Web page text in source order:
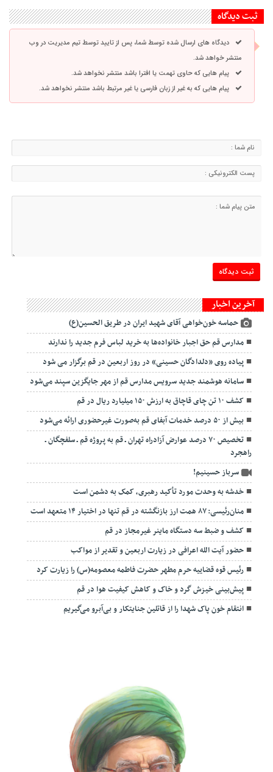
ثبت دیدگاه
دیدگاه های ارسال شده توسط شما، پس از تایید توسط تیم مدیریت در وب
منتشر خواهد شد.
پیام هایی که حاوی تهمت یا افترا باشد منتشر نخواهد شد.
پیام هایی که به غیر از زبان فارسی یا غیر مرتبط باشد منتشر نخواهد شد.
آخرین اخبار
حماسه خون‌خواهی آقای شهید ایران در طریق الحسین(ع)
مدارس قم حق اجبار خانواده‌ها به خرید لباس فرم جدید را ندارند
پیاده روی «دلدادگان حسینی» در روز اربعین در قم برگزار می شود
سامانه هوشمند جدید سرویس مدارس قم از مهر جایگزین سپند می‌شود
کشف ۱۰ تن چای قاچاق به ارزش ۱۵۰ میلیارد ریال در قم
بیش از ۵۰ درصد خدمات آبفای قم به‌صورت غیرحضوری ارائه می‌شود
تخصیص ۷۰ درصد عوارض آزادراه تهران ـ قم به پروژه قم ـ سلفچگان ـ
راهجرد
سرباز حسینیم!
خدشه به وحدت مورد تأکید رهبری، کمک به دشمن است
منان‌رئیسی: ۸۷ همت ارز بازنگشته در قم تنها در اختیار ۱۴ متعهد است
کشف و ضبط سه دستگاه ماینر غیرمجاز در قم
حضور آیت الله اعرافی در زیارت اربعین و تقدیر از مواکب
رئیس قوه قضاییه حرم مطهر حضرت فاطمه معصومه(س) را زیارت کرد
پیش‌بینی خیزش گرد و خاک و کاهش کیفیت هوا در قم
انتقام خون پاک شهدا را از قاتلین جنایتکار و بی‌آبرو می‌گیریم